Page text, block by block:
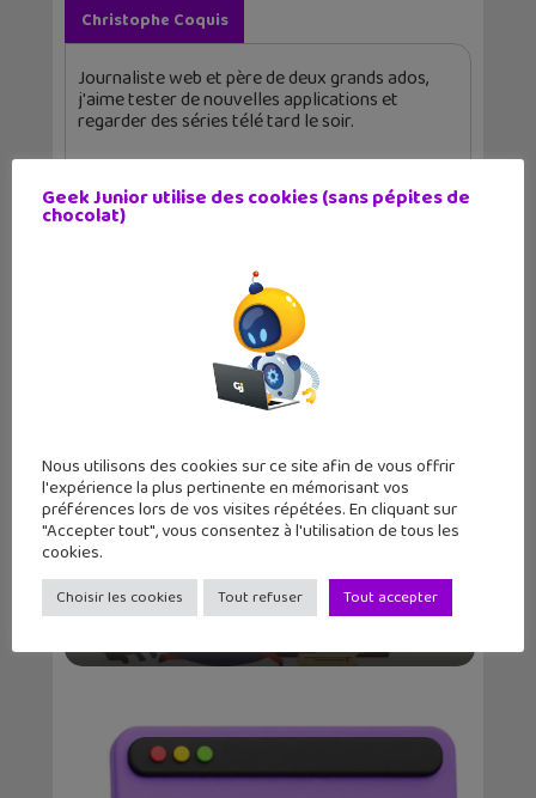
Christophe Coquis
Journaliste web et père de deux grands ados,
j'aime tester de nouvelles applications et
regarder des séries télé tard le soir.
Articles similaires
Vocageek #60 : C’est quoi la sobriété
numérique ?...
Geek Junior utilise des cookies (sans pépites de
chocolat)
Nous utilisons des cookies sur ce site afin de vous offrir
l'expérience la plus pertinente en mémorisant vos
préférences lors de vos visites répétées. En cliquant sur
"Accepter tout", vous consentez à l'utilisation de tous les
cookies.
Choisir les cookies Tout refuser Tout accepter